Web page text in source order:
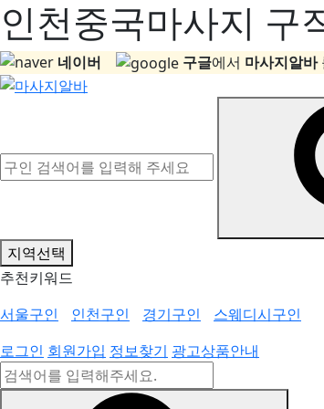
인천중국마사지 구
네이버 구글에서 마사지알바
지역선택
추천키워드
서울구인
인천구인 경기구인
스웨디시구인
로그인 회원가입 정보찾기 광고상품안내